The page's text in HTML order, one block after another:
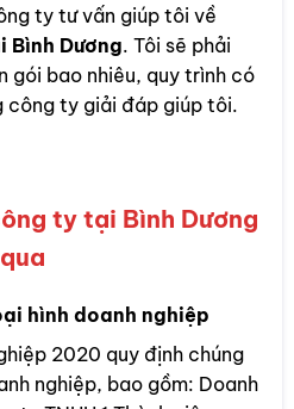
ty tư vấn giúp tôi về
Bình Dương. Tôi sẽ phải
gói bao nhiêu, quy trình có
công ty giải đáp giúp tôi.
ty tại Bình Dương
hình doanh nghiệp
2020 quy định chúng
nghiệp, bao gồm: Doanh